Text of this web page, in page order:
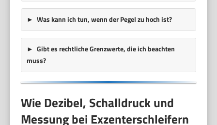
Was kann ich tun, wenn der Pegel zu hoch ist?
Gibt es rechtliche Grenzwerte, die ich beachten
muss?
Wie Dezibel, Schalldruck und
Messung bei Exzenterschleifern